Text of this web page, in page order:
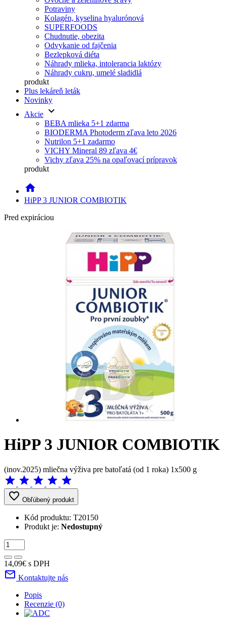
Potraviny
Kolagén, kyselina hyalurónová
SUPERFOODS
Chudnutie, obezita
Odvykanie od fajčenia
Bezlepková diéta
Náhrady mlieka, intolerancia laktózy
Náhrady cukru, umelé sladidlá
produkt
Plus lekáreň leták
Novinky
Akcie keyboard_arrow_down
BEBA mlieka 5+1 zdarma
BIODERMA Photoderm zľava leto 2026
Nutrilon 5+1 zadarmo
VICHY Mineral 89 zľava 4€
Vichy zľava 25% na opaľovací prípravok
produkt
home
HiPP 3 JUNIOR COMBIOTIK
Pred expiráciou
HiPP 3 JUNIOR COMBIOTIK
(inov.2025) mliečna výživa pre batoľatá (od 1 roka) 1x500 g
star star star star star
favorite_border Obľúbený produkt
Kód produktu: T20150
Produkt je: Nedostupný
14,09€ s DPH
mail_outline Kontaktujte nás
Popis
Recenzie (0)